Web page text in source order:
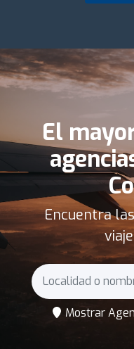
El
Encuentra
Mostrar